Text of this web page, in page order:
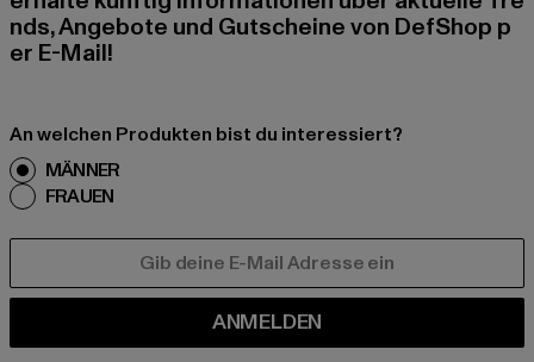
nds, Angebote und Gutscheine von DefShop p
er E-Mail!
An welchen Produkten bist du interessiert?
MÄNNER
FRAUEN
ANMELDEN